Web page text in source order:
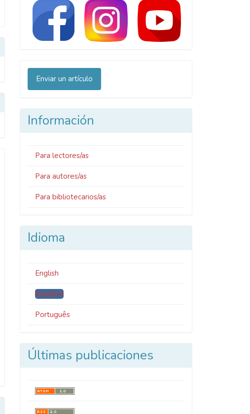
Enviar
unEnviar un artículo
Información
Para lectores/as
Para autores/as
Para bibliotecarios/as
Idioma
English
Español
Português
Últimas publicaciones